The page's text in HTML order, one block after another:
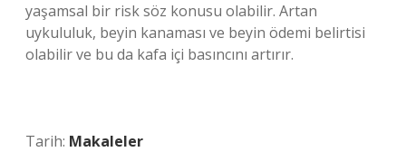
yaşamsal bir risk söz konusu olabilir. Artan
uykululuk, beyin kanaması ve beyin ödemi belirtisi
olabilir ve bu da kafa içi basıncını artırır.
Tarih: Makaleler